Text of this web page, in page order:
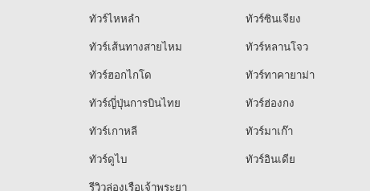
ทัวร์ไหหลำ
ทัวร์ซินเจียง
ทัวร์เส้นทางสายไหม
ทัวร์หลานโจว
ทัวร์ฮอกไกโด
ทัวร์ทาคายาม่า
ทัวร์ญี่ปุ่นการบินไทย
ทัวร์ฮ่องกง
ทัวร์เกาหลี
ทัวร์มาเก๊า
ทัวร์ดูไบ
ทัวร์อินเดีย
รีวิวล่องเรือเจ้าพระยา